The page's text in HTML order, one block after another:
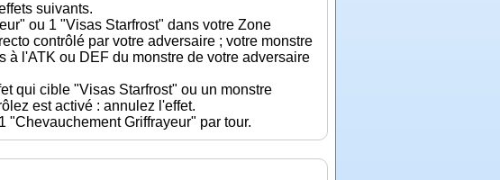
suivants.
ou 1 "Visas Starfrost" dans votre Zone
contrôlé par votre adversaire ; votre monstre
à l'ATK ou DEF du monstre de votre adversaire
qui cible "Visas Starfrost" ou un monstre
est activé : annulez l'effet.
"Chevauchement Griffrayeur" par tour.